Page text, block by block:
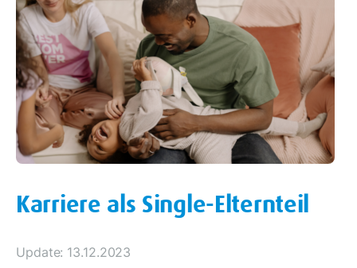
Karriere als Single-Elternteil
Update: 13.12.2023